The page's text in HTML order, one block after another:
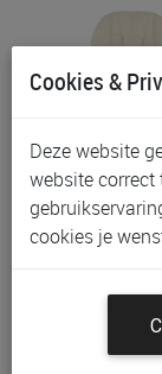
Inlegkussen
Geschikt Voor
Cookies &
Deze website
website correct
cookies je